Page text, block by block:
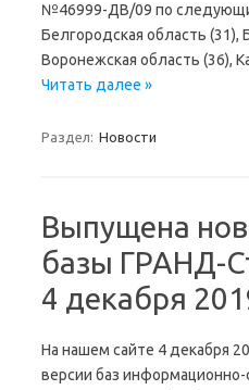
№46999-ДВ/09 по
Белгородская область (31),
Воронежская область (36),
Читать далее »
Раздел: Новости
Выпущена
базы ГРАНД-
4 декабря
На нашем сайте 4 декабря
версии баз